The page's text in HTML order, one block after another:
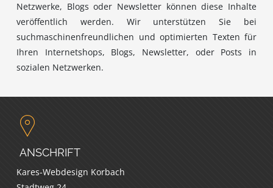
Netzwerke, Blogs oder Newsletter können diese Inhalte
veröffentlich werden. Wir unterstützen Sie bei
suchmaschinenfreundlichen und optimierten Texten für
Ihren Internetshops, Blogs, Newsletter, oder Posts in
sozialen Netzwerken.
ANSCHRIFT
Kares-Webdesign Korbach